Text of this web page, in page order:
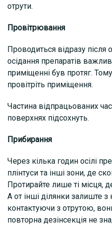
отрути.
Провітрювання
Проводиться відразу після
осідання препаратів
приміщенні був протяг.
провітріть приміщення.
Частина відпрацьованих
поверхнях підсохнуть.
Прибирання
Через кілька годин осілі
плінтуси та інші зони, де
Протирайте лише ті місця,
А от інші ділянки залиште
контактуючи з отрутою,
повторна дезінсекція не